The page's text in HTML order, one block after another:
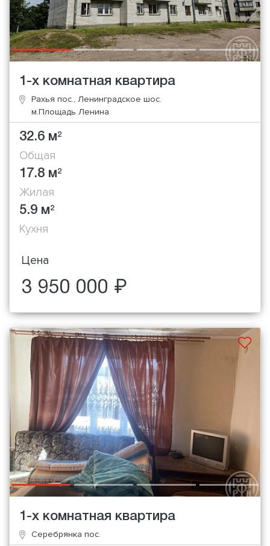
1-х комнатная квартира
Рахья пос., Ленинградское шос.
м.Площадь Ленина
32.6 м2
Общая
17.8 м2
Жилая
5.9 м2
Кухня
Цена
3 950 000 ₽
1-х комнатная квартира
Серебрянка пос.